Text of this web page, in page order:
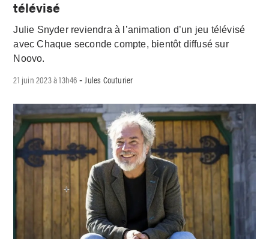
télévisé
Julie Snyder reviendra à l’animation d’un jeu télévisé
avec Chaque seconde compte, bientôt diffusé sur
Noovo.
21 juin 2023 à 13h46 - Jules Couturier